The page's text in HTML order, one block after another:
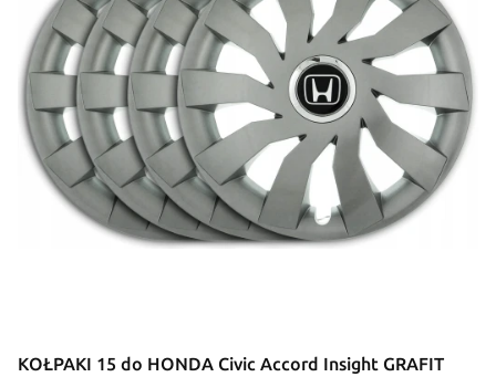
KOŁPAKI 15 do HONDA Civic Accord Insight GRAFIT